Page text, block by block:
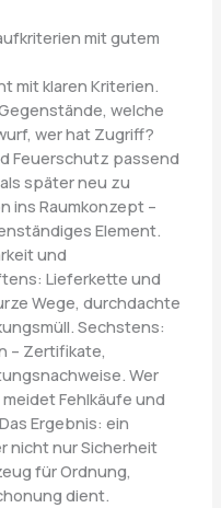
mit gutem
mit klaren Kriterien.
welche
wer hat Zugriff?
Feuerschutz passend
später neu zu
ins Raumkonzept –
Element.
und
Lieferkette und
Wege, durchdachte
Sechstens:
– Zertifikate,
Wer
Fehlkäufe und
Ergebnis: ein
nicht nur Sicherheit
für Ordnung,
dient.